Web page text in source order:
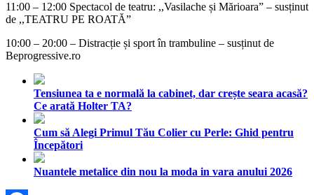
11:00 – 12:00 Spectacol de teatru: ,,Vasilache și Mărioara” – susținut
de ,,TEATRU PE ROATĂ”
10:00 – 20:00 – Distracție și sport în trambuline – susținut de
Beprogressive.ro
Tensiunea ta e normală la cabinet, dar crește seara acasă?
Ce arată Holter TA?
Cum să Alegi Primul Tău Colier cu Perle: Ghid pentru
Începători
Nuantele metalice din nou la moda in vara anului 2026